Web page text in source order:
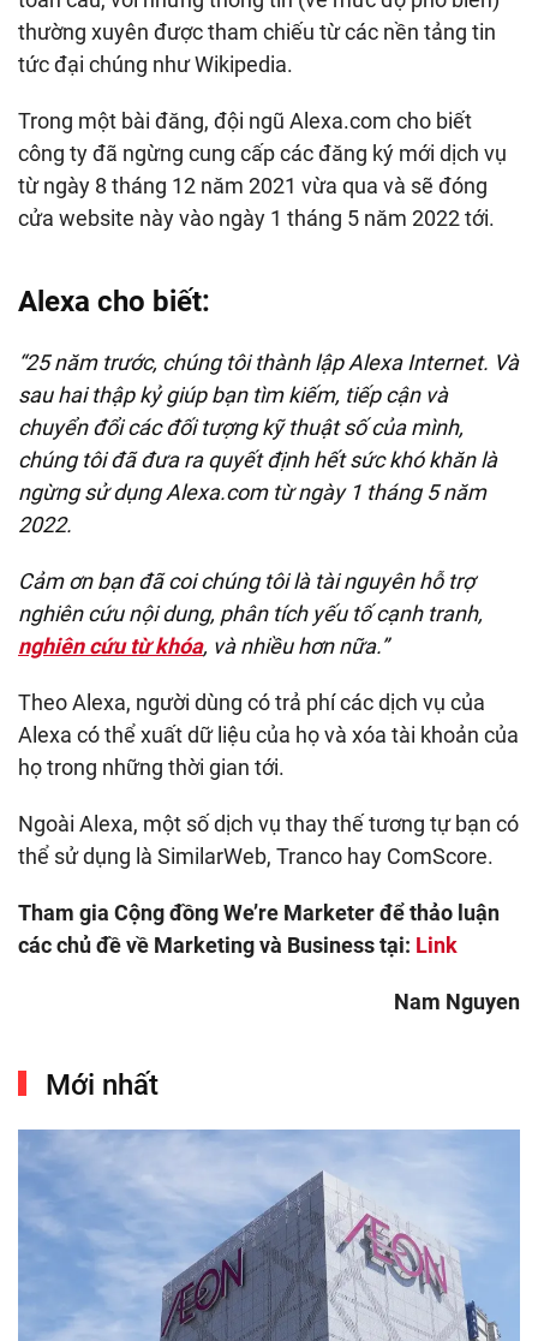
thường xuyên được tham chiếu từ các nền tảng tin
tức đại chúng như Wikipedia.
Trong một bài đăng, đội ngũ Alexa.com cho biết
công ty đã ngừng cung cấp các đăng ký mới dịch vụ
từ ngày 8 tháng 12 năm 2021 vừa qua và sẽ đóng
cửa website này vào ngày 1 tháng 5 năm 2022 tới.
Alexa cho biết:
“25 năm trước, chúng tôi thành lập Alexa Internet. Và
sau hai thập kỷ giúp bạn tìm kiếm, tiếp cận và
chuyển đổi các đối tượng kỹ thuật số của mình,
chúng tôi đã đưa ra quyết định hết sức khó khăn là
ngừng sử dụng Alexa.com từ ngày 1 tháng 5 năm
2022.
Cảm ơn bạn đã coi chúng tôi là tài nguyên hỗ trợ
nghiên cứu nội dung, phân tích yếu tố cạnh tranh,
nghiên cứu từ khóa, và nhiều hơn nữa.”
Theo Alexa, người dùng có trả phí các dịch vụ của
Alexa có thể xuất dữ liệu của họ và xóa tài khoản của
họ trong những thời gian tới.
Ngoài Alexa, một số dịch vụ thay thế tương tự bạn có
thể sử dụng là SimilarWeb, Tranco hay ComScore.
Tham gia Cộng đồng We’re Marketer để thảo luận
các chủ đề về Marketing và Business tại: Link
Nam Nguyen
Mới nhất